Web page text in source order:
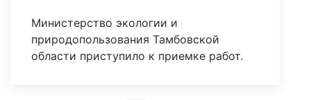
Министерство экологии и
природопользования Тамбовской
области приступило к приемке работ.